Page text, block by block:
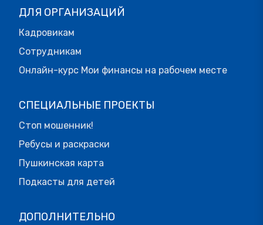
ДЛЯ ОРГАНИЗАЦИЙ
Кадровикам
Сотрудникам
Онлайн-курс Мои финансы на рабочем месте
СПЕЦИАЛЬНЫЕ ПРОЕКТЫ
Стоп мошенник!
Ребусы и раскраски
Пушкинская карта
Подкасты для детей
ДОПОЛНИТЕЛЬНО